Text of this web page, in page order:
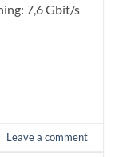
7,6 Gbit/s
Leave a comment